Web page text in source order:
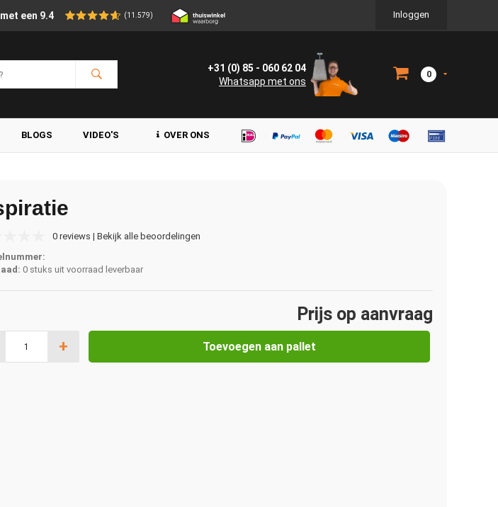
een 9.4 (11.579) Inloggen
+31 (0) 85 - 060 62 04
Whatsapp met ons
0
BLOGS VIDEO'S OVER ONS
0 reviews | Bekijk alle beoordelingen
0 stuks uit voorraad leverbaar
Prijs op aanvraag
+ Toevoegen aan pallet